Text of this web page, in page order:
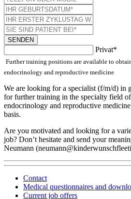
SENDEN
Privat*
Further training positions are available to
endocrinology and reproductive medicine
We are looking for a specialist (f/m/d) in
for further training in the specialty field
endocrinology and reproductive
basis.
Are you motivated and looking for a
job? Don’t hesitate and send your
Neumann
Contact
Medical questionnaires and
Current job offers